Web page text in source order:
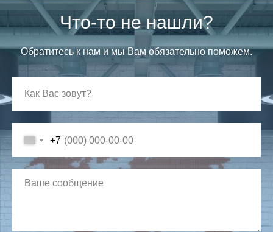
Что-то не нашли?
Обратитесь к нам и мы Вам обязательно поможем.
+7